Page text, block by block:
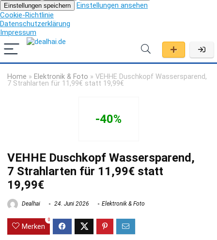
Einstellungen speichern
Einstellungen ansehen
Cookie-Richtlinie
Datenschutzerklärung
Impressum
Home » Elektronik & Foto » VEHHE Duschkopf Wassersparend,
7 Strahlarten für 11,99€ statt 19,99€
-40%
VEHHE Duschkopf Wassersparend,
7 Strahlarten für 11,99€ statt
19,99€
Dealhai 24. Juni 2026 Elektronik & Foto
Merken
0